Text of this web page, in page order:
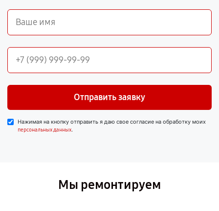
Отправить заявку
Нажимая на кнопку отправить я даю свое согласие на обработку моих
персональных данных.
Мы ремонтируем